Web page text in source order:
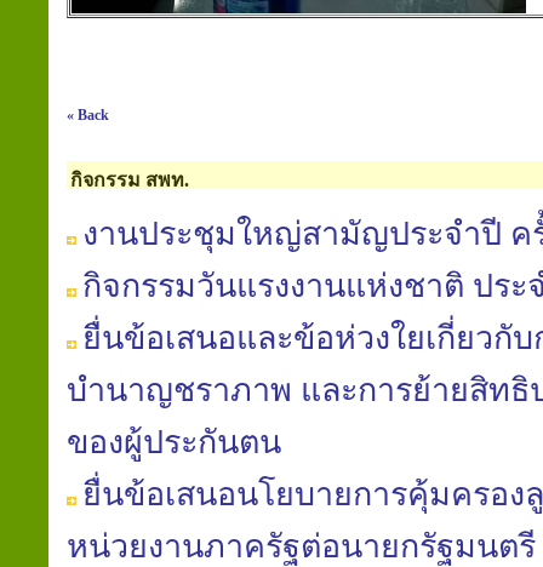
« Back
กิจกรรม สพท.
งานประชุมใหญ่สามัญประจำปี ค
กิจกรรมวันแรงงานแห่งชาติ ประ
ยื่นข้อเสนอและข้อห่วงใยเกี่ยวกั
บำนาญชราภาพ และการย้ายสิท
ของผู้ประกันตน
ยื่นข้อเสนอนโยบายการคุ้มครอง
หน่วยงานภาครัฐต่อนายกรัฐมนตรี